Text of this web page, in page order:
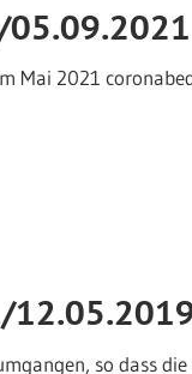
Mai 2021
so dass